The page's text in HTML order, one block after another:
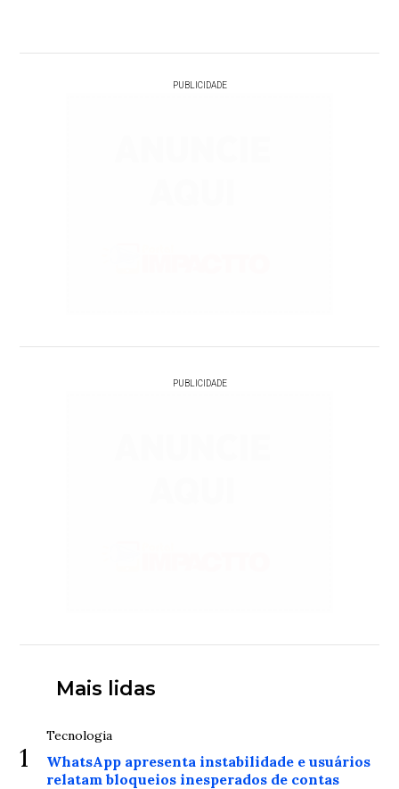
PUBLICIDADE
PUBLICIDADE
Mais lidas
1
Tecnologia
WhatsApp apresenta instabilidade e usuários
relatam bloqueios inesperados de contas